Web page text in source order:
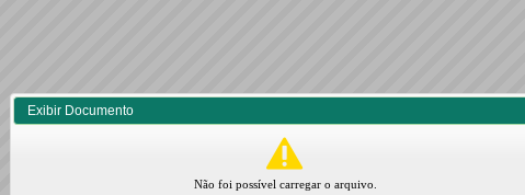
Exibir Documento
Não foi possível carregar o arquivo.